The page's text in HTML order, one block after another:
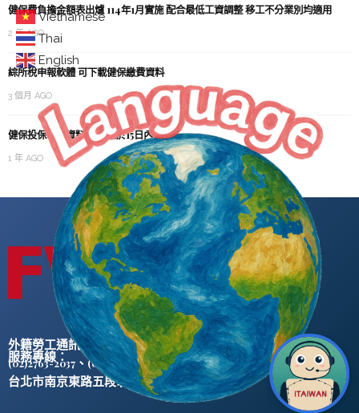
Vietnamese
Thai
English
健保費負擔金額表出爐 114年1月實施 配合最低工資調整 移工不分業別均適用
2 年 AGO
綜所稅申報軟體 可下載健保繳費資料
3 個月 AGO
健保投保單位資料異動 應於15日內變更
1 年 AGO
外籍勞工通訊社版權所有 ©
服務專線：
(02)2763-2037 、(02)2765-0906
台北市南京東路五段47號5樓之2